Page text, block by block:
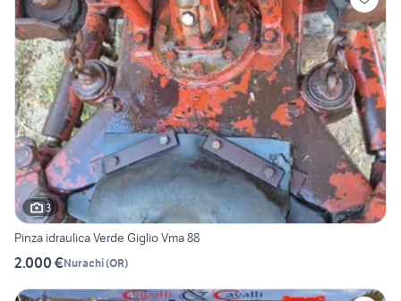
3
Pinza idraulica Verde Giglio Vma 88
2.000 €Nurachi(OR)